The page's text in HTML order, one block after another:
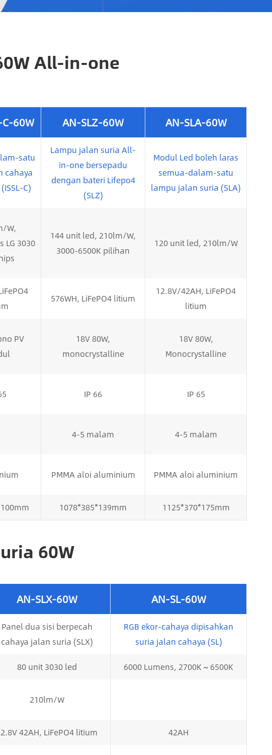
All-in-one
60W AN-SLZ-60W AN-SLA-60W
satu
cahaya
C)
Lampu jalan suria All-
in-one bersepadu
dengan bateri Lifepo4
(SLZ)
Modul Led boleh laras
semua-dalam-satu
lampu jalan suria (SLA)
W,
LG 3030
144 unit led, 210lm/W,
3000-6500K pilihan
120 unit led, 210lm/W
576WH, LiFePO4 litium
12.8V/42AH, LiFePO4
litium
PV
18V 80W,
monocrystalline
18V 80W,
Monocrystalline
IP 66 IP 65
4-5 malam 4-5 malam
PMMA aloi aluminium PMMA aloi aluminium
1078*385*139mm 1125*370*175mm
60W
AN-SLX-60W AN-SL-60W
Panel dua sisi berpecah
cahaya jalan suria (SLX)
RGB ekor-cahaya dipisahkan
suria jalan cahaya (SL)
80 unit 3030 led
6000 Lumens, 2700K ~ 6500K
210lm/W
42AH, LiFePO4 litium
42AH